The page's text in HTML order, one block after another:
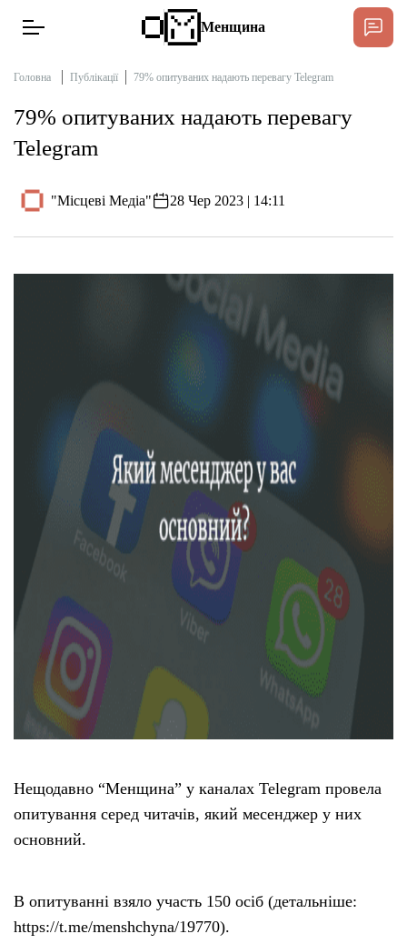
Новини
Інтерв’ю
Тендери
Довідник
Контакти
Рекламні прайси
Підтримати «місцевих»
Редакційна політика
Менщина
Головна Публікації 79% опитуваних надають перевагу Telegram
79% опитуваних надають перевагу
Telegram
"Місцеві Медіа" 28 Чер 2023 | 14:11
Нещодавно “Менщина” у каналах Telegram провела
опитування серед читачів, який месенджер у них
основний.
В опитуванні взяло участь 150 осіб (детальніше:
https://t.me/menshchyna/19770).